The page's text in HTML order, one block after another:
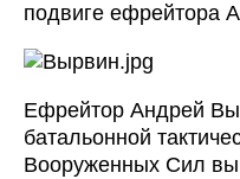
подвиге ефрейтора
Ефрейтор Андрей
батальонной
Вооруженных Сил